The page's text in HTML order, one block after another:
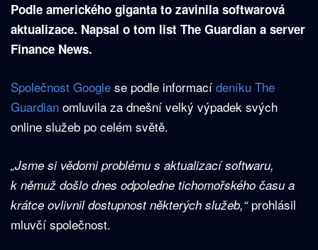
Podle amerického giganta to zavinila softwarová
aktualizace. Napsal o tom list The Guardian a server
Finance News.
Společnost Google se podle informací deníku The
Guardian omluvila za dnešní velký výpadek svých
online služeb po celém světě.
„Jsme si vědomi problému s aktualizací softwaru,
k němuž došlo dnes odpoledne tichomořského času a
krátce ovlivnil dostupnost některých služeb,“prohlásil
mluvčí společnost.